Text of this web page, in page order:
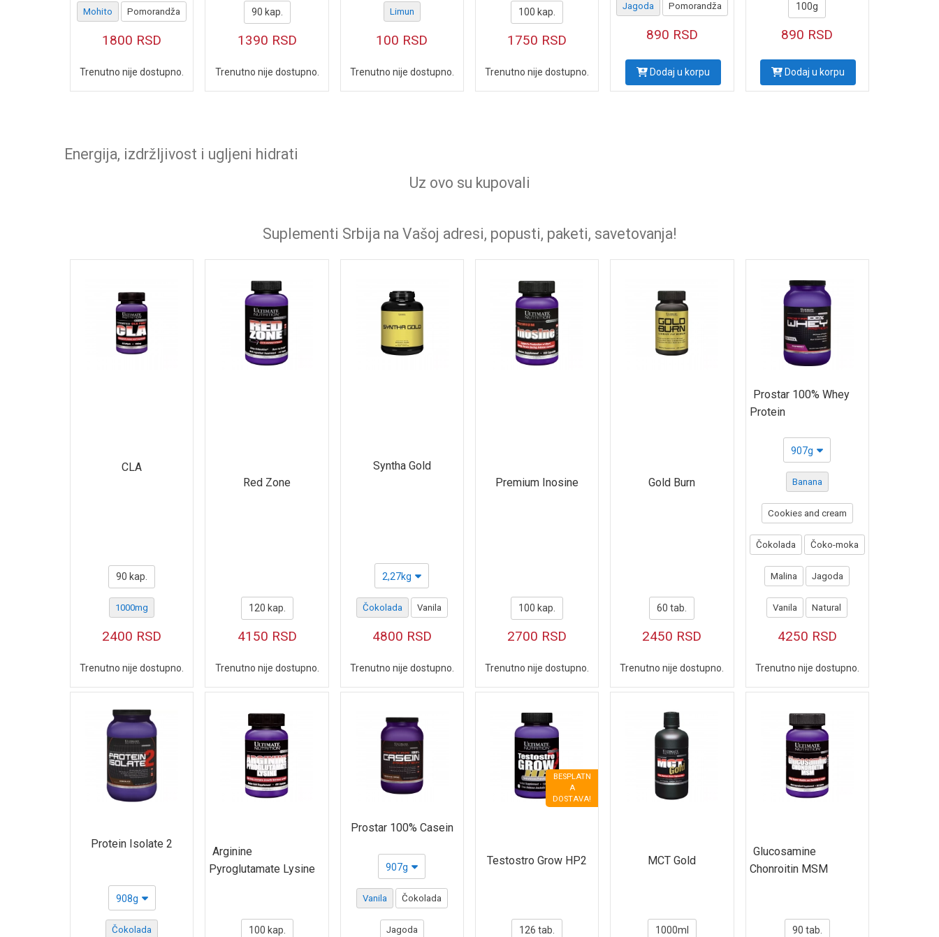
Mohito Pomorandža
1800 RSD
Trenutno nije dostupno.
90 kap.
1390 RSD
Trenutno nije dostupno.
Limun
100 RSD
Trenutno nije dostupno.
100 kap.
1750 RSD
Trenutno nije dostupno.
Jagoda Pomorandža
890 RSD
Dodaj u korpu
100g
890 RSD
Dodaj u korpu
Energija, izdržljivost i ugljeni hidrati
Uz ovo su kupovali
Suplementi Srbija na Vašoj adresi, popusti, paketi, savetovanja!
CLA
90 kap.
1000mg
2400 RSD
Trenutno nije dostupno.
Red Zone
120 kap.
4150 RSD
Trenutno nije dostupno.
Syntha Gold
2,27kg
Čokolada Vanila
4800 RSD
Trenutno nije dostupno.
Premium Inosine
100 kap.
2700 RSD
Trenutno nije dostupno.
Gold Burn
60 tab.
2450 RSD
Trenutno nije dostupno.
Prostar 100% Whey
Protein
907g
Banana
Cookies and cream
Čokolada Čoko-moka
Malina Jagoda
Vanila Natural
4250 RSD
Trenutno nije dostupno.
Protein Isolate 2
908g
Čokolada
Arginine
Pyroglutamate Lysine
100 kap.
Prostar 100% Casein
907g
Vanila Čokolada
Jagoda
BESPLATN
A
DOSTAVA!
Testostro Grow HP2
126 tab.
MCT Gold
1000ml
Glucosamine
Chonroitin MSM
90 tab.